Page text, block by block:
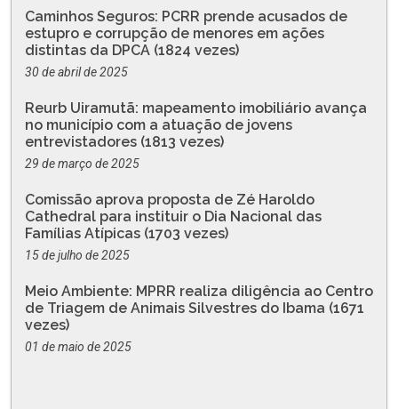
Caminhos Seguros: PCRR prende acusados de
estupro e corrupção de menores em ações
distintas da DPCA (1824 vezes)
30 de abril de 2025
Reurb Uiramutã: mapeamento imobiliário avança
no município com a atuação de jovens
entrevistadores (1813 vezes)
29 de março de 2025
Comissão aprova proposta de Zé Haroldo
Cathedral para instituir o Dia Nacional das
Famílias Atípicas (1703 vezes)
15 de julho de 2025
Meio Ambiente: MPRR realiza diligência ao Centro
de Triagem de Animais Silvestres do Ibama (1671
vezes)
01 de maio de 2025